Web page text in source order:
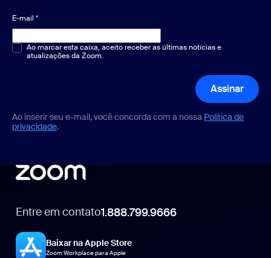
E-mail *
Múltipla escolha ou resposta única*
Ao marcar esta caixa, aceito receber as últimas notícias e
atualizações da Zoom.
Assinar
Ao inserir seu e-mail, você concorda com a nossa Política de
privacidade.
Entre em contato1.888.799.9666
Baixar na Apple Store
Zoom Workplace para Apple